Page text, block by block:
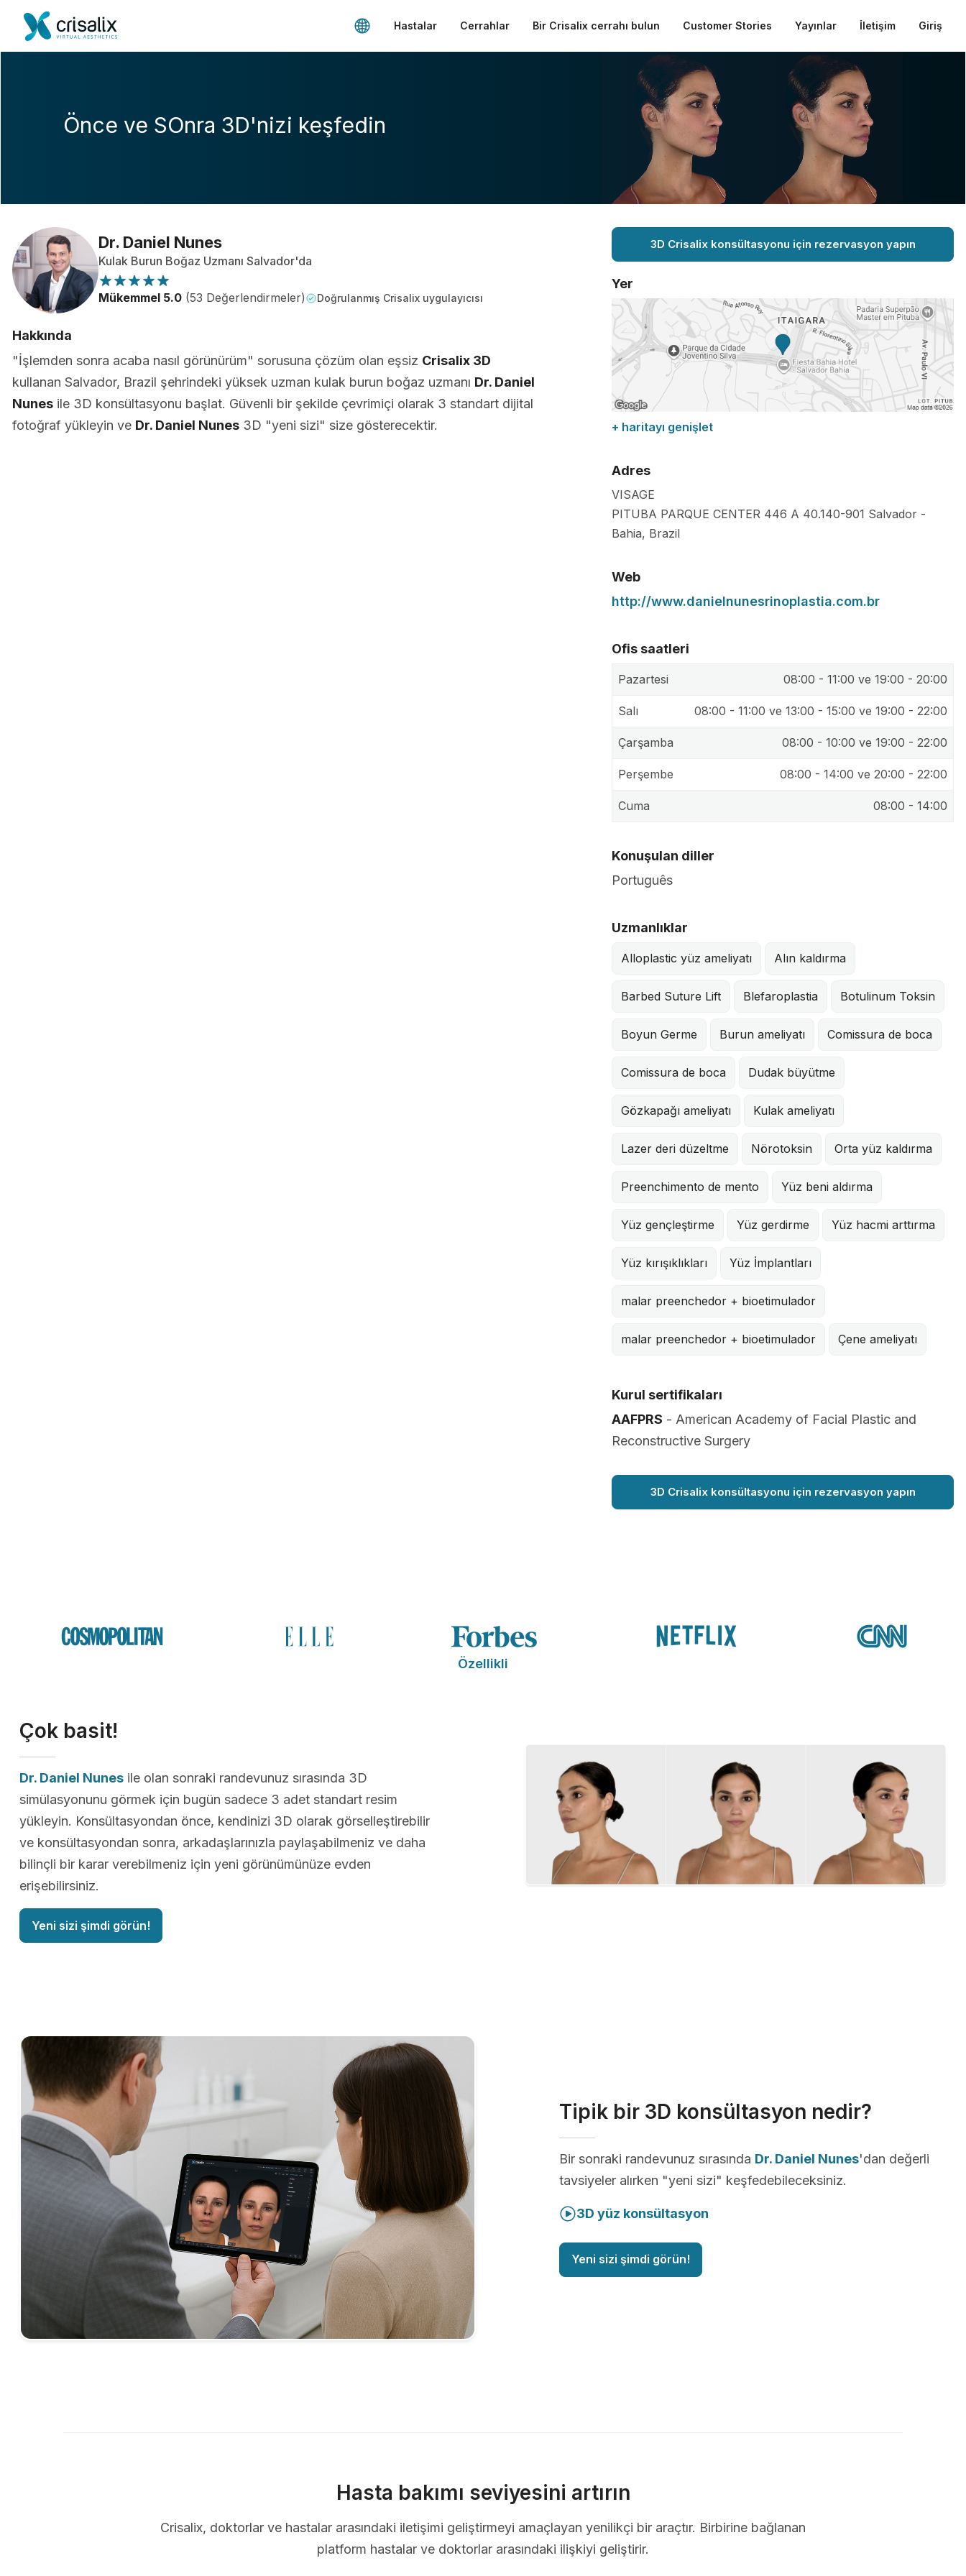
Hastalar Cerrahlar Bir Crisalix cerrahı bulun Customer Stories Yayınlar İletişim Giriş
Önce ve SOnra 3D'nizi keşfedin
Dr. Daniel Nunes
Kulak Burun Boğaz Uzmanı Salvador'da
Mükemmel 5.0 (53 Değerlendirmeler) Doğrulanmış Crisalix uygulayıcısı
Hakkında
"İşlemden sonra acaba nasıl görünürüm" sorusuna çözüm olan eşsiz Crisalix 3D
kullanan Salvador, Brazil şehrindeki yüksek uzman kulak burun boğaz uzmanı Dr. Daniel
Nunes ile 3D konsültasyonu başlat. Güvenli bir şekilde çevrimiçi olarak 3 standart dijital
fotoğraf yükleyin ve Dr. Daniel Nunes 3D "yeni sizi" size gösterecektir.
3D Crisalix konsültasyonu için rezervasyon yapın
Yer
+ haritayı genişlet
Adres
VISAGE
PITUBA PARQUE CENTER 446 A 40.140-901 Salvador -
Bahia, Brazil
Web
http://www.danielnunesrinoplastia.com.br
Ofis saatleri
Pazartesi 08:00 - 11:00 ve 19:00 - 20:00
Salı 08:00 - 11:00 ve 13:00 - 15:00 ve 19:00 - 22:00
Çarşamba 08:00 - 10:00 ve 19:00 - 22:00
Perşembe 08:00 - 14:00 ve 20:00 - 22:00
Cuma 08:00 - 14:00
Konuşulan diller
Português
Uzmanlıklar
Alloplastic yüz ameliyatı Alın kaldırma
Barbed Suture Lift Blefaroplastia Botulinum Toksin
Boyun Germe Burun ameliyatı Comissura de boca
Comissura de boca Dudak büyütme
Gözkapağı ameliyatı Kulak ameliyatı
Lazer deri düzeltme Nörotoksin Orta yüz kaldırma
Preenchimento de mento Yüz beni aldırma
Yüz gençleştirme Yüz gerdirme Yüz hacmi arttırma
Yüz kırışıklıkları Yüz İmplantları
malar preenchedor + bioetimulador
malar preenchedor + bioetimulador Çene ameliyatı
Kurul sertifikaları
AAFPRS - American Academy of Facial Plastic and
Reconstructive Surgery
3D Crisalix konsültasyonu için rezervasyon yapın
Özellikli
Çok basit!
Dr. Daniel Nunes ile olan sonraki randevunuz sırasında 3D
simülasyonunu görmek için bugün sadece 3 adet standart resim
yükleyin. Konsültasyondan önce, kendinizi 3D olarak görselleştirebilir
ve konsültasyondan sonra, arkadaşlarınızla paylaşabilmeniz ve daha
bilinçli bir karar verebilmeniz için yeni görünümünüze evden
erişebilirsiniz.
Yeni sizi şimdi görün!
Tipik bir 3D konsültasyon nedir?
Bir sonraki randevunuz sırasında Dr. Daniel Nunes'dan değerli
tavsiyeler alırken "yeni sizi" keşfedebileceksiniz.
3D yüz konsültasyon
Yeni sizi şimdi görün!
Hasta bakımı seviyesini artırın
Crisalix, doktorlar ve hastalar arasındaki iletişimi geliştirmeyi amaçlayan yenilikçi bir araçtır. Birbirine bağlanan
platform hastalar ve doktorlar arasındaki ilişkiyi geliştirir.